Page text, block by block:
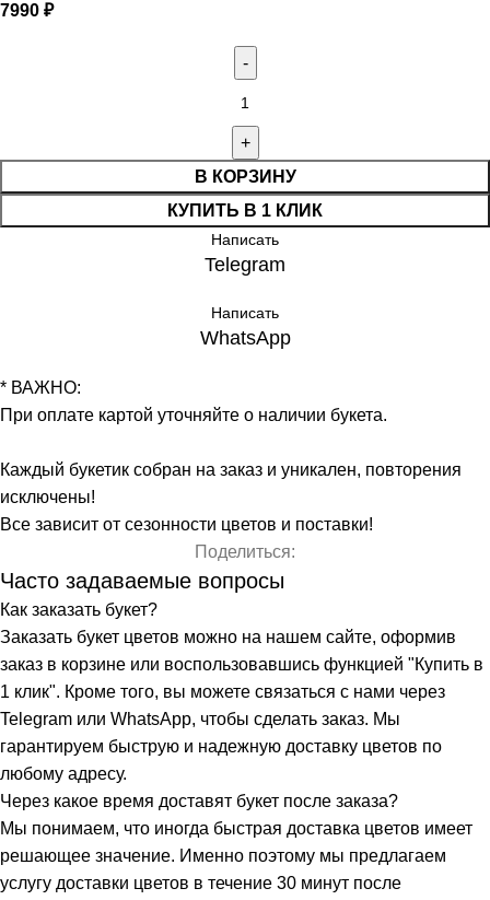
7990 ₽
с
пионами
В КОРЗИНУ
КУПИТЬ В 1 КЛИК
Написать
Telegram
Написать
WhatsApp
* ВАЖНО:
При оплате картой уточняйте о наличии букета.
Каждый букетик собран на заказ и уникален, повторения
исключены!
Все зависит от сезонности цветов и поставки!
Поделиться:
Часто задаваемые вопросы
Как заказать букет?
Заказать букет цветов можно на нашем сайте, оформив
заказ в корзине или воспользовавшись функцией "Купить в
1 клик". Кроме того, вы можете связаться с нами через
Telegram или WhatsApp, чтобы сделать заказ. Мы
гарантируем быструю и надежную доставку цветов по
любому адресу.
Через какое время доставят букет после заказа?
Мы понимаем, что иногда быстрая доставка цветов имеет
решающее значение. Именно поэтому мы предлагаем
услугу доставки цветов в течение 30 минут после